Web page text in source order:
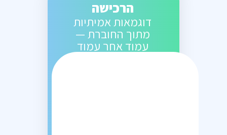
הרכישה
דוגמאות אמיתיות
מתוך החוברת —
עמוד אחר עמוד